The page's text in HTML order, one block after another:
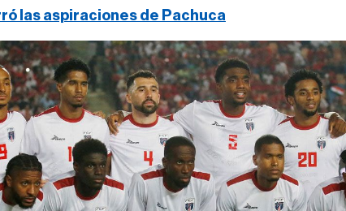
las aspiraciones de Pachuca